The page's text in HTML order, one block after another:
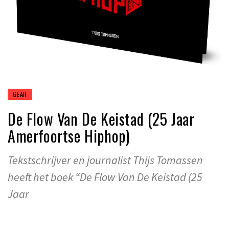
GEAR
De Flow Van De Keistad (25 Jaar
Amerfoortse Hiphop)
Tekstschrijver en journalist Thijs Tomassen
heeft het boek “De Flow Van De Keistad (25
Jaar